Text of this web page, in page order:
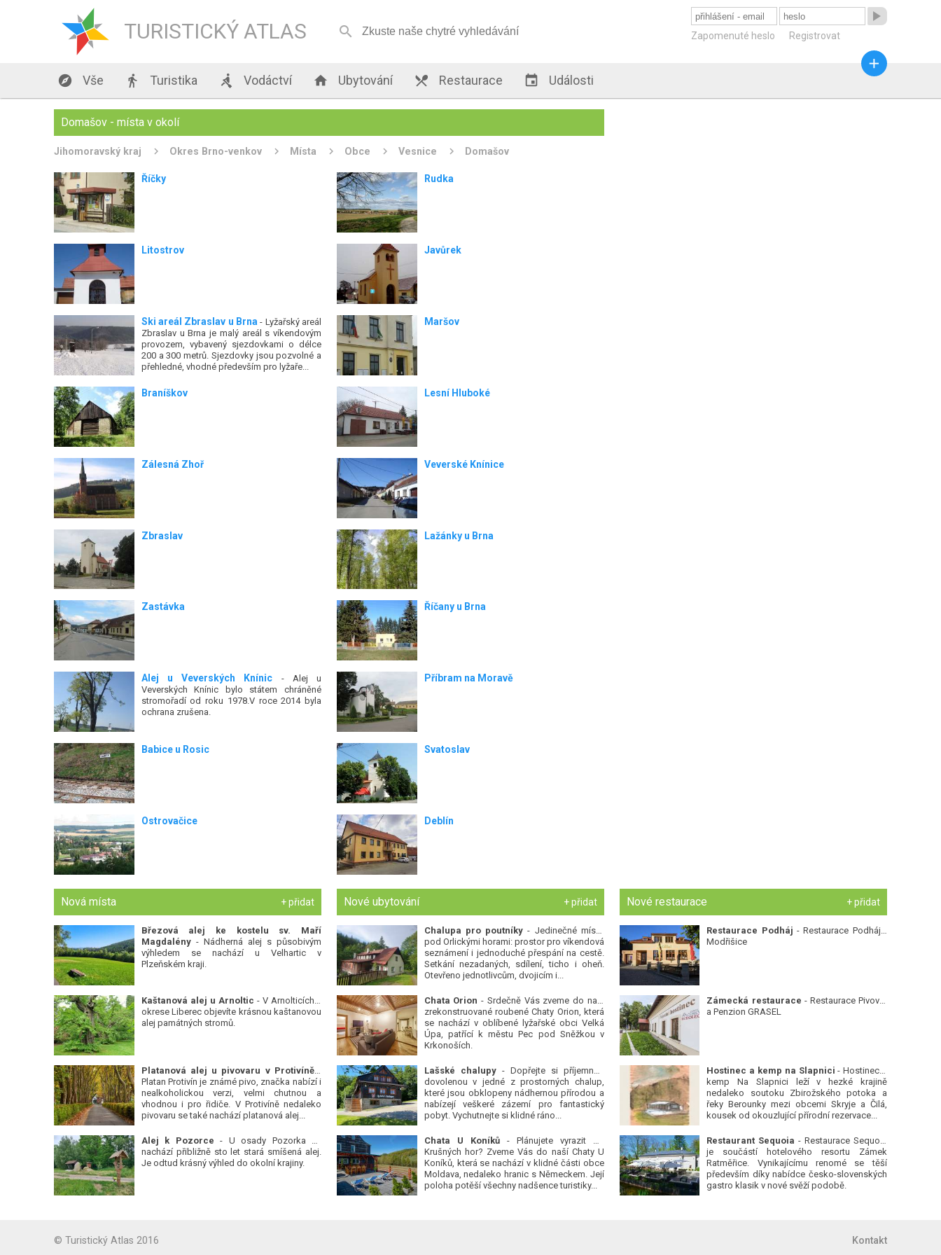
TURISTICKÝ ATLAS 

Zapomenuté heslo Registrovat
 Vše  Turistika  Vodáctví  Ubytování  Restaurace  Události

Domašov - místa v okolí
Jihomoravský kraj Okres Brno-venkov Místa Obce Vesnice Domašov
Rudka
Říčky
Javůrek
Litostrov
Maršov
Ski areál Zbraslav u Brna - Lyžařský areál
Zbraslav u Brna je malý areál s víkendovým
provozem, vybavený sjezdovkami o délce
200 a 300 metrů. Sjezdovky jsou pozvolné a
přehledné, vhodné především pro lyžaře...
Lesní Hluboké
Braníškov
Veverské Knínice
Zálesná Zhoř
Lažánky u Brna
Zbraslav
Říčany u Brna
Zastávka
Příbram na Moravě
Alej u Veverských Knínic - Alej u
Veverských Knínic bylo státem chráněné
stromořadí od roku 1978.V roce 2014 byla
ochrana zrušena.
Svatoslav
Babice u Rosic
Deblín
Ostrovačice
Nová místa + přidat
Březová alej ke kostelu sv. Maří
Magdalény- Nádherná alej s působivým
výhledem se nachází u Velhartic v
Plzeňském kraji.
Kaštanová alej u Arnoltic - V Arnolticích v
okrese Liberec objevíte krásnou kaštanovou
alej památných stromů.
Platanová alej u pivovaru v Protivíně-
Platan Protivín je známé pivo, značka nabízí i
nealkoholickou verzi, velmi chutnou a
vhodnou i pro řidiče. V Protivíně nedaleko
pivovaru se také nachází platanová alej...
Alej k Pozorce - U osady Pozorka se
nachází přibližně sto let stará smíšená alej.
Je odtud krásný výhled do okolní krajiny.
Nové ubytování + přidat
Chalupa pro poutníky - Jedinečné místo
pod Orlickými horami: prostor pro víkendová
seznámení i jednoduché přespání na cestě.
Setkání nezadaných, sdílení, ticho i oheň.
Otevřeno jednotlivcům, dvojicím i...
Chata Orion - Srdečně Vás zveme do naší
zrekonstruované roubené Chaty Orion, která
se nachází v oblíbené lyžařské obci Velká
Úpa, patřící k městu Pec pod Sněžkou v
Krkonoších.
Lašské chalupy- Dopřejte si příjemnou
dovolenou v jedné z prostorných chalup,
které jsou obklopeny nádhernou přírodou a
nabízejí veškeré zázemí pro fantastický
pobyt. Vychutnejte si klidné ráno...
Chata U Koníků- Plánujete vyrazit do
Krušných hor? Zveme Vás do naší Chaty U
Koníků, která se nachází v klidné části obce
Moldava, nedaleko hranic s Německem. Její
poloha potěší všechny nadšence turistiky...
Nové restaurace + přidat
Restaurace Podháj - Restaurace Podháj -
Modřišice
Zámecká restaurace - Restaurace Pivovar
a Penzion GRASEL
Hostinec a kemp na Slapnici - Hostinec a
kemp Na Slapnici leží v hezké krajině
nedaleko soutoku Zbirožského potoka a
řeky Berounky mezi obcemi Skryje a Čilá,
kousek od okouzlující přírodní rezervace...
Restaurant Sequoia - Restaurace Sequoia
je součástí hotelového resortu Zámek
Ratměřice. Vynikajícímu renomé se těší
především díky nabídce česko-slovenských
gastro klasik v nové svěží podobě.
© Turistický Atlas 2016 Kontakt